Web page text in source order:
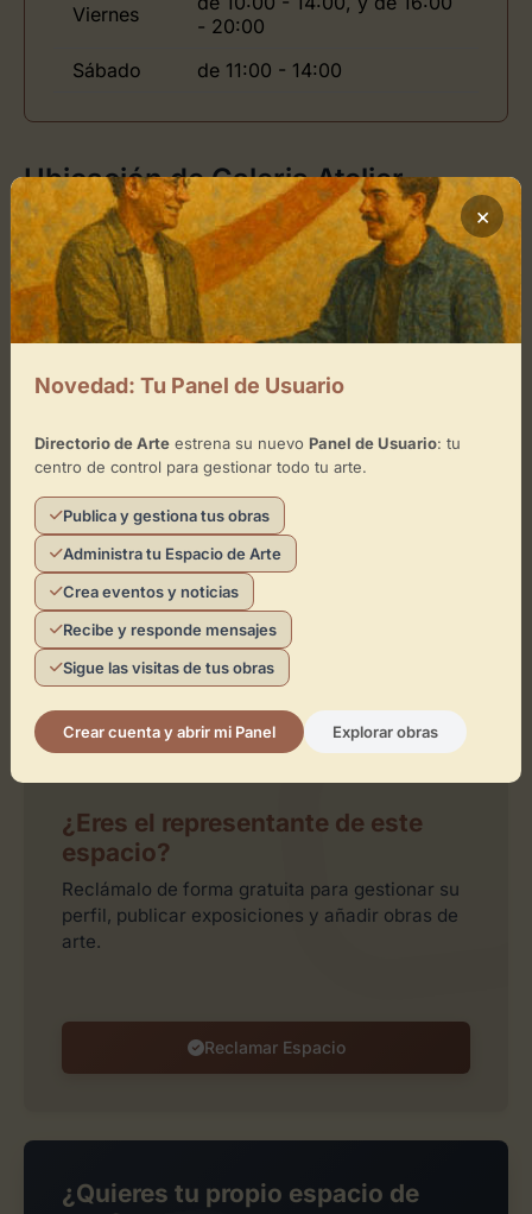
Viernes
- 20:00
Sábado
de 11:00 - 14:00
Ubicación de Galeria Atelier
Cómo llegar
+
−
Leaflet contributors
Toca el mapa para interactuar
Activar Mapa
¿Eres el representante de este
espacio?
Reclámalo de forma gratuita para gestionar su
perfil, publicar exposiciones y añadir obras de
arte.
Reclamar Espacio
¿Quieres tu propio espacio de
×
Novedad: Tu Panel de Usuario
Directorio de Arteestrena su nuevo Panel de Usuario: tu
centro de control para gestionar todo tu arte.
Publica y gestiona tus obras
Administra tu Espacio de Arte
Crea eventos y noticias
Recibe y responde mensajes
Sigue las visitas de tus obras
Crear cuenta y abrir mi Panel Explorar obras